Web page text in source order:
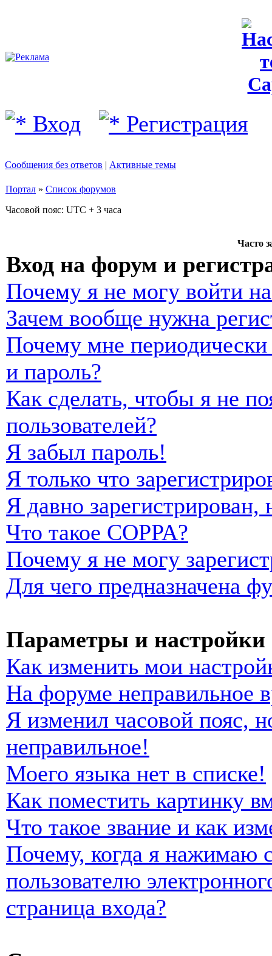
Вход Регистрация
Сообщения без ответов | Активные темы
Портал » Список форумов
Часовой пояс: UTC + 3 часа
Часто
Вход на форум и
Почему я не могу войти
Зачем вообще нужна
Почему мне периодически
и пароль?
Как сделать, чтобы я не
пользователей?
Я забыл пароль!
Я только что
Я давно
Что такое COPPA?
Почему я не могу
Для чего предназначена
Параметры и настройки
Как изменить мои
На форуме неправильное
Я изменил часовой пояс,
неправильное!
Моего языка нет в списке!
Как поместить картинку
Что такое звание и как
Почему, когда я нажимаю
пользователю
страница входа?